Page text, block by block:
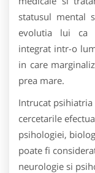
statusul mental
evolutia lui ca
integrat intr-o
in care
prea mare.
Intrucat
cercetarile
psihologiei,
poate fi
neurologie si